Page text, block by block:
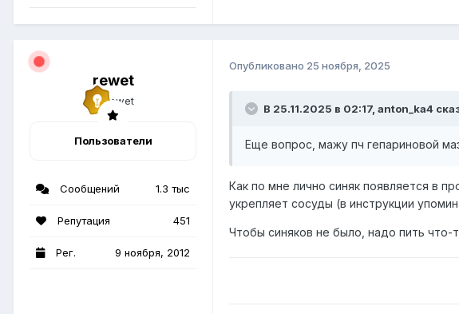
rewet
Пользователи
Сообщений 1.3 тыс
Репутация 451
Рег. 9 ноября, 2012
Опубликовано 25 ноября, 2025
В 25.11.2025 в 02:17, anton_ka4
Еще вопрос, мажу пч гепариновой
Как по мне лично синяк появляется в
укрепляет сосуды (в инструкции
Чтобы синяков не было, надо пить